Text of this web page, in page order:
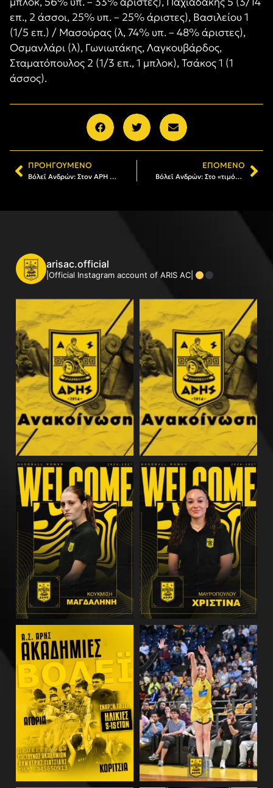
επ., 2 άσσοι, 25% υπ. – 25% άριστες), Βασιλείου 1
(1/5 επ.) / Μασούρας (λ, 74% υπ. – 48% άριστες),
Οσμανλάρι (λ), Γωνιωτάκης, Λαγκουβάρδος,
Σταματόπουλος 2 (1/3 επ., 1 μπλοκ), Τσάκος 1 (1
άσσος).
ΠΡΟΗΓΟΎΜΕΝΟ
Βόλεϊ Ανδρών: Στον ΑΡΗ ο Αθανάσιος Κεσεσίδης
ΕΠΌΜΕΝΟ
Βόλεϊ Ανδρών: Στο «τιμόνι» του ΑΡΗ ο Γιάννης Μέλκας
arisac.official
|Official Instagram account of ARIS AC|